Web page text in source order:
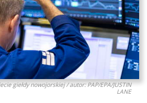
giełdy nowojorskiej / autor: PAP/EPA/JUSTIN
LANE